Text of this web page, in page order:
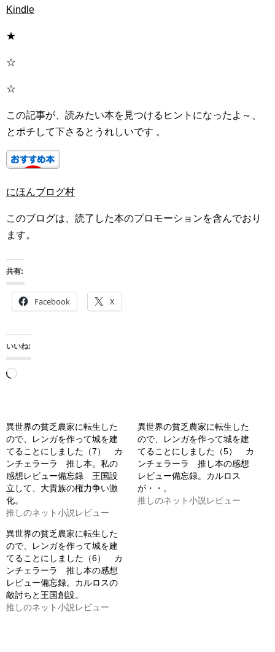
Kindle
★
☆
☆
この記事が、読みたい本を見つけるヒントになったよ～、
とポチして下さるとうれしいです 。
にほんブログ村
このブログは、読了した本のプロモーションを含んでおり
ます。
共有:
Facebook X
いいね:
読
み
中…
異世界の貧乏農家に転生した
ので、レンガを作って城を建
てることにしました（7） カ
ンチェラーラ 推し本。私の
感想レビュー備忘録 王国設
立して、大貴族の権力争い激
化。
推しのネット小説レビュー
異世界の貧乏農家に転生した
ので、レンガを作って城を建
てることにしました（5） カ
ンチェラーラ 推し本の感想
レビュー備忘録。カルロス
が・・。
推しのネット小説レビュー
異世界の貧乏農家に転生した
ので、レンガを作って城を建
てることにしました（6） カ
ンチェラーラ 推し本の感想
レビュー備忘録。カルロスの
敵討ちと王国創設。
推しのネット小説レビュー